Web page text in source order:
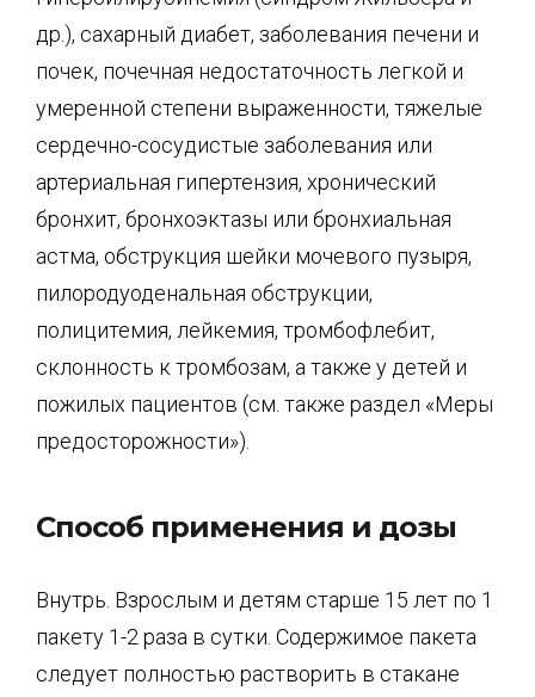
др.), сахарный диабет, заболевания печени и
почек, почечная недостаточность легкой и
умеренной степени выраженности, тяжелые
сердечно-сосудистые заболевания или
артериальная гипертензия, хронический
бронхит, бронхоэктазы или бронхиальная
астма, обструкция шейки мочевого пузыря,
пилородуоденальная обструкции,
полицитемия, лейкемия, тромбофлебит,
склонность к тромбозам, а также у детей и
пожилых пациентов (см. также раздел «Меры
предосторожности»).
Способ применения и дозы
Внутрь. Взрослым и детям старше 15 лет по 1
пакету 1-2 раза в сутки. Содержимое пакета
следует полностью растворить в стакане